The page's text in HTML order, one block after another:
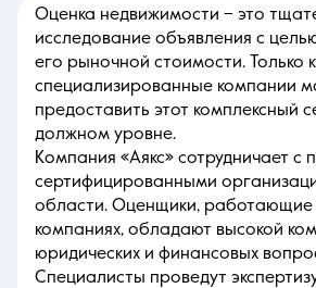
Оценка недвижимости – это
исследование объявления с
его рыночной стоимости. Только
специализированные компании
предоставить этот комплексный
должном уровне.
Компания «Аякс» сотрудничает с
сертифицированными
области. Оценщики, работающие
компаниях, обладают высокой
юридических и финансовых
Специалисты проведут